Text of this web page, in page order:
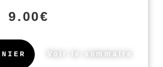
9.00€
Voir le sommaire